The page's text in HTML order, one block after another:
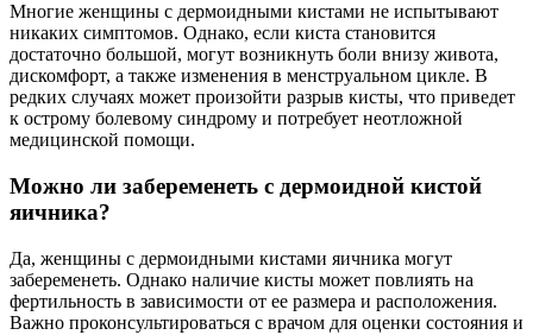
Многие женщины с дермоидными кистами не испытывают
никаких симптомов. Однако, если киста становится
достаточно большой, могут возникнуть боли внизу живота,
дискомфорт, а также изменения в менструальном цикле. В
редких случаях может произойти разрыв кисты, что приведет
к острому болевому синдрому и потребует неотложной
медицинской помощи.
Можно ли забеременеть с дермоидной кистой
яичника?
Да, женщины с дермоидными кистами яичника могут
забеременеть. Однако наличие кисты может повлиять на
фертильность в зависимости от ее размера и расположения.
Важно проконсультироваться с врачом для оценки состояния и